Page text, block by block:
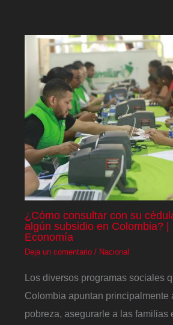
¿Cómo consultar con su
algún subsidio en Colombia? |
Economía
Deja un comentario / Nacional
Los diversos programas sociales
Colombia apuntan principalmente
pobreza, asegurarle a las familias